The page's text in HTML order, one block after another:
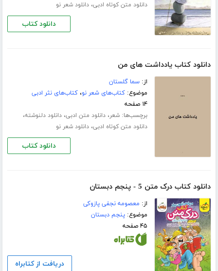
دانلود متن کوتاه ادبی،دانلود شعر نو
دانلود کتاب
دانلود کتاب یادداشت های من
از:سما گلستان
موضوع:کتاب‌های شعر نو،کتاب‌های نثر ادبی
۱۴ صفحه
برچسب‌ها:شعر،دانلود متن ادبی،دانلود دلنوشته،
دانلود متن کوتاه ادبی،دانلود شعر نو
دانلود کتاب
دانلود کتاب درک متن 5 - پنجم دبستان
از: معصومه نجفی پازوکی
موضوع:پنجم دبستان
۴۵ صفحه
دریافت از کتابراه